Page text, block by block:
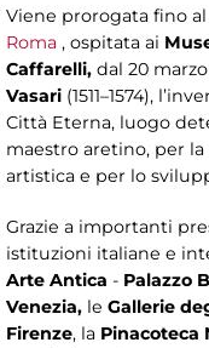
Viene prorogata fino
Roma , ospitata ai
Caffarelli, dal 20
Vasari (1511–1574),
Città Eterna, luogo
maestro aretino, per
artistica e per lo
Grazie a importanti
istituzioni italiane e
Arte Antica - Palazzo
Venezia, le Gallerie
Firenze, la Pinacoteca